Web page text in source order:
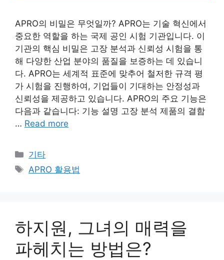
APRO의 비밀은 무엇일까? APRO는 기술 혁신에서
중요한 역할을 하는 국제 공인 시험 기관입니다. 이
기관의 핵심 비밀은 고장 분석과 신뢰성 시험을 통
해 다양한 산업 분야의 품질을 보증하는 데 있습니
다. APRO는 세계적 표준에 맞추어 철저한 규격 평
가 시험을 진행하여, 기업들이 기대하는 안정성과
신뢰성을 제공하고 있습니다. APRO의 주요 기능은
다음과 같습니다: 기능 설명 고장 분석 제품의 결함
… Read more
Categories
기타
Tags
APRO 활용법
하지원, 그녀의 매력을
파헤치는 방법은?